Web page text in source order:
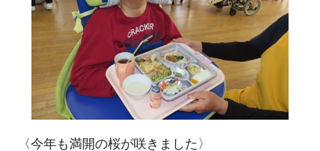
〈今年も満開の桜が咲きました〉